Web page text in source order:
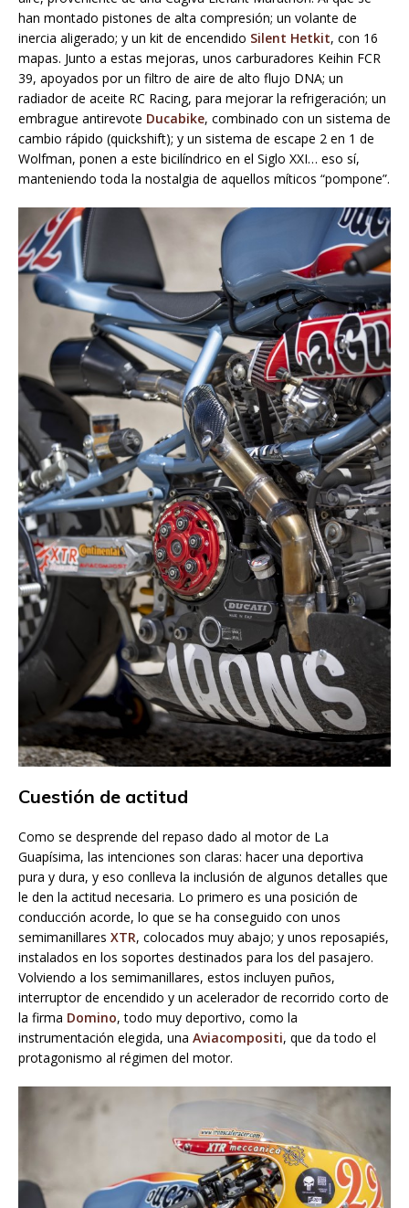
han montado pistones de alta compresión; un volante de
inercia aligerado; y un kit de encendido Silent Hetkit, con 16
mapas. Junto a estas mejoras, unos carburadores Keihin FCR
39, apoyados por un filtro de aire de alto flujo DNA; un
radiador de aceite RC Racing, para mejorar la refrigeración; un
embrague antirevote Ducabike, combinado con un sistema de
cambio rápido (quickshift); y un sistema de escape 2 en 1 de
Wolfman, ponen a este bicilíndrico en el Siglo XXI… eso sí,
manteniendo toda la nostalgia de aquellos míticos “pompone”.
Cuestión de actitud
Como se desprende del repaso dado al motor de La
Guapísima, las intenciones son claras: hacer una deportiva
pura y dura, y eso conlleva la inclusión de algunos detalles que
le den la actitud necesaria. Lo primero es una posición de
conducción acorde, lo que se ha conseguido con unos
semimanillares XTR, colocados muy abajo; y unos reposapiés,
instalados en los soportes destinados para los del pasajero.
Volviendo a los semimanillares, estos incluyen puños,
interruptor de encendido y un acelerador de recorrido corto de
la firma Domino, todo muy deportivo, como la
instrumentación elegida, una Aviacompositi, que da todo el
protagonismo al régimen del motor.